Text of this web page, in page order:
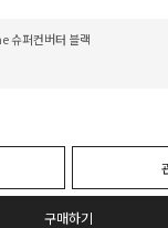
슈퍼컨버터 블랙
구매하기